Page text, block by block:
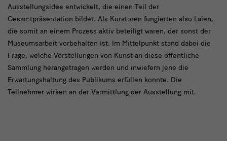
Ausstellungsidee entwickelt, die einen Teil der
Gesamtpräsentation bildet. Als Kuratoren fungierten also Laien,
die somit an einem Prozess aktiv beteiligt waren, der sonst der
Museumsarbeit vorbehalten ist. Im Mittelpunkt stand dabei die
Frage, welche Vorstellungen von Kunst an diese öffentliche
Sammlung herangetragen werden und inwiefern jene die
Erwartungshaltung des Publikums erfüllen konnte. Die
Teilnehmer wirken an der Vermittlung der Ausstellung mit.